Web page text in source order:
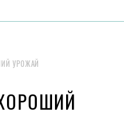
УРОЖАЙ